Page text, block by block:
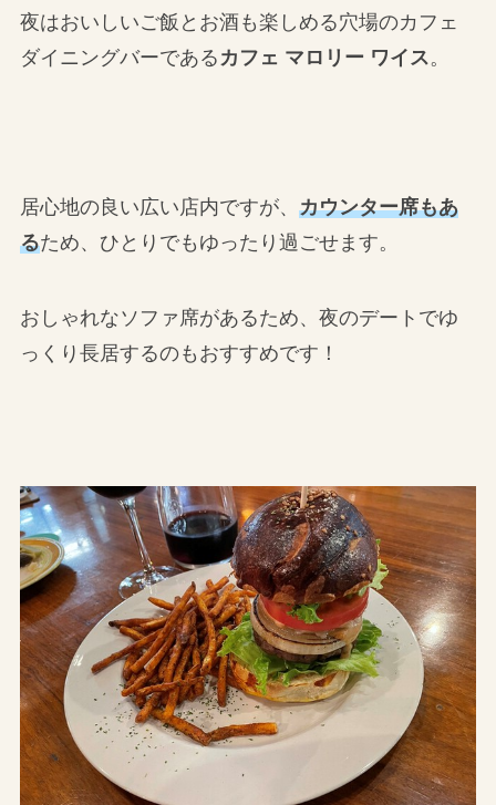
夜はおいしいご飯とお酒も楽しめる穴場のカフェ
ダイニングバーである カフェ マロリー ワイス 。
居心地の良い広い店内ですが、 カウンター席もあ
るため、ひとりでもゆったり過ごせます。
おしゃれなソファ席があるため、夜のデートでゆ
っくり長居するのもおすすめです！